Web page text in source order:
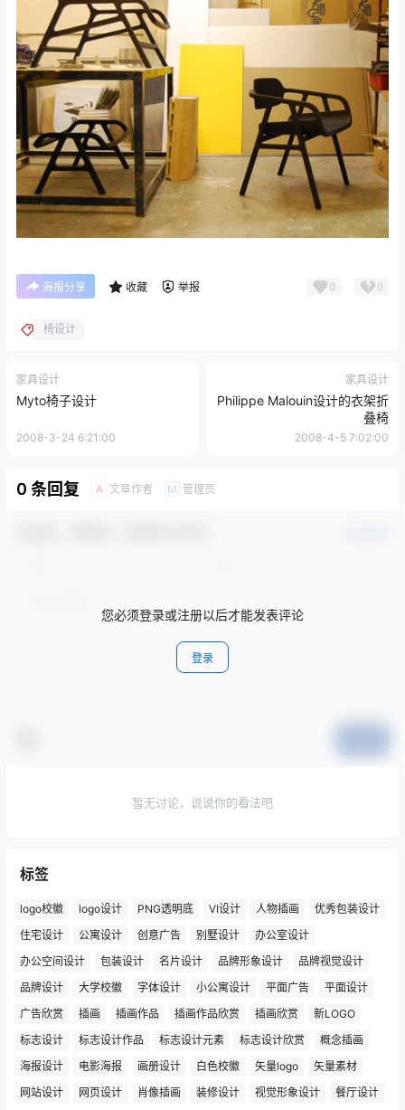
海报分享 收藏 举报 0 0
椅设计
家具设计
Myto椅子设计
2008-3-24 6:21:00
家具设计
Philippe Malouin设计的衣架折
叠椅
2008-4-5 7:02:00
0 条回复 A 文章作者 M 管理员
您必须登录或注册以后才能发表评论
登录
暂无讨论，说说你的看法吧
标签
logo校徽 logo设计 PNG透明底 VI设计 人物插画
优秀包装设计
住宅设计
公寓设计 创意广告 别墅设计
办公室设计
办公空间设计
包装设计 名片设计 品牌形象设计
品牌视觉设计
品牌设计
大学校徽 字体设计 小公寓设计 平面广告
平面设计
广告欣赏
插画 插画作品 插画作品欣赏 插画欣赏
新LOGO
标志设计
标志设计作品 标志设计元素 标志设计欣赏
概念插画
海报设计
电影海报 画册设计 白色校徽 矢量logo
矢量素材
网站设计
网页设计 肖像插画 装修设计 视觉形象设计 餐厅设计